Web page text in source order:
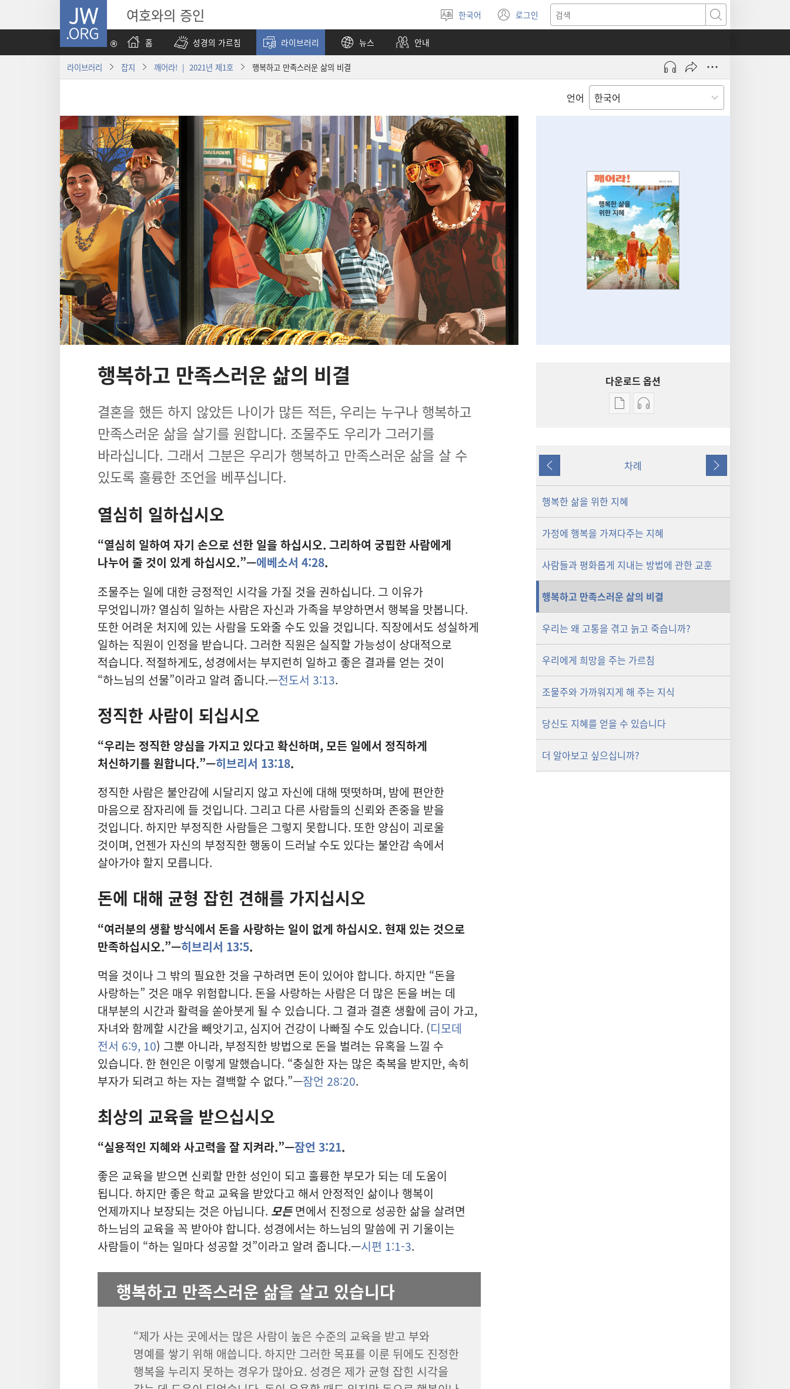
JW.ORG 여호와의 증인
언어
선택
한국어 로그인
(새로운
창
검색
홈
성경의 가르침 라이브러리 뉴스 안내
라이브러리 잡지 깨어라! | 2021년 제1호 행복하고 만족스러운 삶의 비결
언어
행복하고 만족스러운 삶의 비결
결혼을 했든 하지 않았든 나이가 많든 적든, 우리는 누구나 행복하고
만족스러운 삶을 살기를 원합니다. 조물주도 우리가 그러기를
바라십니다. 그래서 그분은 우리가 행복하고 만족스러운 삶을 살 수
있도록 훌륭한 조언을 베푸십니다.
열심히 일하십시오
“열심히 일하여 자기 손으로 선한 일을 하십시오. 그리하여 궁핍한 사람에게
나누어 줄 것이 있게 하십시오.”—에베소서 4:28.
조물주는 일에 대한 긍정적인 시각을 가질 것을 권하십니다. 그 이유가
무엇입니까? 열심히 일하는 사람은 자신과 가족을 부양하면서 행복을 맛봅니다.
또한 어려운 처지에 있는 사람을 도와줄 수도 있을 것입니다. 직장에서도 성실하게
일하는 직원이 인정을 받습니다. 그러한 직원은 실직할 가능성이 상대적으로
적습니다. 적절하게도, 성경에서는 부지런히 일하고 좋은 결과를 얻는 것이
“하느님의 선물”이라고 알려 줍니다.—전도서 3:13.
정직한 사람이 되십시오
“우리는 정직한 양심을 가지고 있다고 확신하며, 모든 일에서 정직하게
처신하기를 원합니다.”—히브리서 13:18.
정직한 사람은 불안감에 시달리지 않고 자신에 대해 떳떳하며, 밤에 편안한
마음으로 잠자리에 들 것입니다. 그리고 다른 사람들의 신뢰와 존중을 받을
것입니다. 하지만 부정직한 사람들은 그렇지 못합니다. 또한 양심이 괴로울
것이며, 언젠가 자신의 부정직한 행동이 드러날 수도 있다는 불안감 속에서
살아가야 할지 모릅니다.
돈에 대해 균형 잡힌 견해를 가지십시오
“여러분의 생활 방식에서 돈을 사랑하는 일이 없게 하십시오. 현재 있는 것으로
만족하십시오.”—히브리서 13:5.
먹을 것이나 그 밖의 필요한 것을 구하려면 돈이 있어야 합니다. 하지만 “돈을
사랑하는” 것은 매우 위험합니다. 돈을 사랑하는 사람은 더 많은 돈을 버는 데
대부분의 시간과 활력을 쏟아붓게 될 수 있습니다. 그 결과 결혼 생활에 금이 가고,
자녀와 함께할 시간을 빼앗기고, 심지어 건강이 나빠질 수도 있습니다. (디모데
전서 6:9, 10) 그뿐 아니라, 부정직한 방법으로 돈을 벌려는 유혹을 느낄 수
있습니다. 한 현인은 이렇게 말했습니다. “충실한 자는 많은 축복을 받지만, 속히
부자가 되려고 하는 자는 결백할 수 없다.”—잠언 28:20.
최상의 교육을 받으십시오
“실용적인 지혜와 사고력을 잘 지켜라.”—잠언 3:21.
좋은 교육을 받으면 신뢰할 만한 성인이 되고 훌륭한 부모가 되는 데 도움이
됩니다. 하지만 좋은 학교 교육을 받았다고 해서 안정적인 삶이나 행복이
언제까지나 보장되는 것은 아닙니다. 모든면에서 진정으로 성공한 삶을 살려면
하느님의 교육을 꼭 받아야 합니다. 성경에서는 하느님의 말씀에 귀 기울이는
사람들이 “하는 일마다 성공할 것”이라고 알려 줍니다.—시편 1:1-3.
행복하고 만족스러운 삶을 살고 있습니다
“제가 사는 곳에서는 많은 사람이 높은 수준의 교육을 받고 부와
명예를 쌓기 위해 애씁니다. 하지만 그러한 목표를 이룬 뒤에도 진정한
행복을 누리지 못하는 경우가 많아요. 성경은 제가 균형 잡힌 시각을
다운로드 옵션
출판물
행복한
삶을
위한
오디오
삶을
이전 차례 다음
행복한 삶을 위한 지혜
가정에 행복을 가져다주는 지혜
사람들과 평화롭게 지내는 방법에 관한 교훈
행복하고 만족스러운 삶의 비결
우리는 왜 고통을 겪고 늙고 죽습니까?
우리에게 희망을 주는 가르침
조물주와 가까워지게 해 주는 지식
당신도 지혜를 얻을 수 있습니다
더 알아보고 싶으십니까?